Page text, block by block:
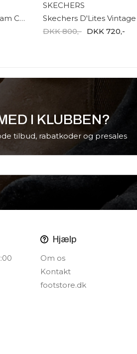
Skechers Slip-ins Contour Foam Cozy 150413 WTRG
SKECHERS
DKK 800,- DKK 720,-
I KLUBBEN?
tilbud, rabatkoder og presales
Hjælp
Om os
Kontakt
footstore.dk